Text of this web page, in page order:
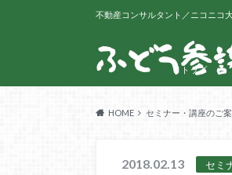
不動産コンサルタント／ニコニコ
トップ
HOME セミナー・講座のご
2018.02.13 セミ